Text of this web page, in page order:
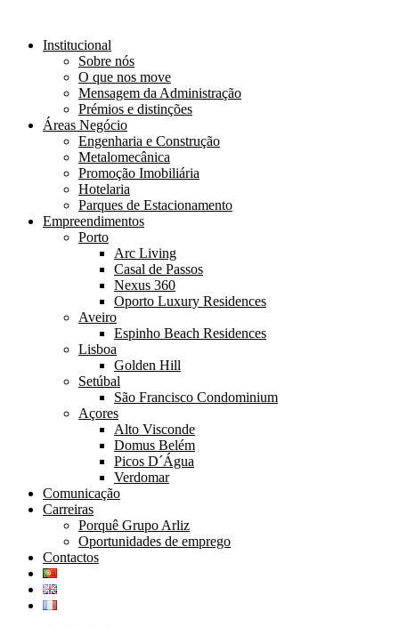
Institucional
Sobre nós
O que nos move
Mensagem da Administração
Prémios e distinções
Áreas Negócio
Engenharia e Construção
Metalomecânica
Promoção Imobiliária
Hotelaria
Parques de Estacionamento
Empreendimentos
Porto
Arc Living
Casal de Passos
Nexus 360
Oporto Luxury Residences
Aveiro
Espinho Beach Residences
Lisboa
Golden Hill
Setúbal
São Francisco Condominium
Açores
Alto Visconde
Domus Belém
Picos D´Água
Verdomar
Comunicação
Carreiras
Porquê Grupo Arliz
Oportunidades de emprego
Contactos